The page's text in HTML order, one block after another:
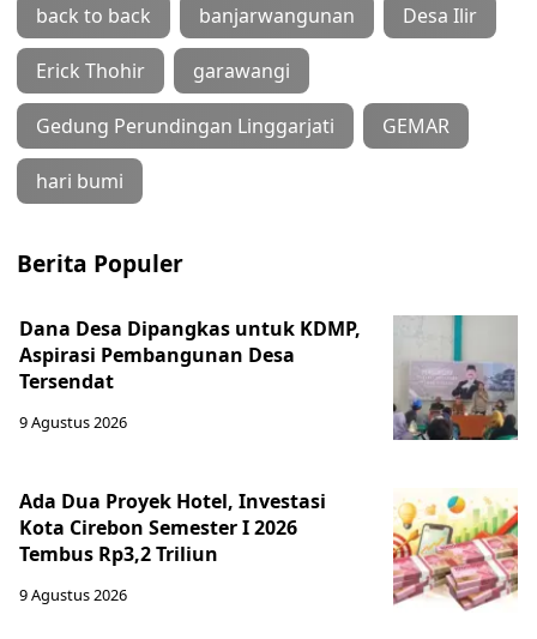
back to back banjarwangunan Desa Ilir
Erick Thohir garawangi
Gedung Perundingan Linggarjati GEMAR
hari bumi
Berita Populer
Dana Desa Dipangkas untuk KDMP,
Aspirasi Pembangunan Desa
Tersendat
9 Agustus 2026
Ada Dua Proyek Hotel, Investasi
Kota Cirebon Semester I 2026
Tembus Rp3,2 Triliun
9 Agustus 2026